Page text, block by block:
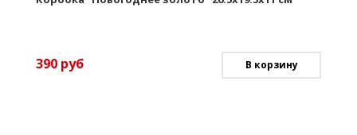
390 руб В корзину